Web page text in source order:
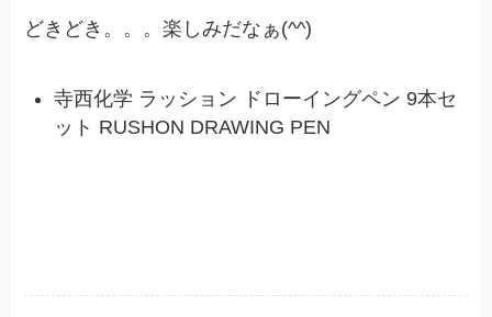
どきどき。。。楽しみだなぁ(^^)
寺西化学 ラッション ドローイングペン 9本セ
ット RUSHON DRAWING PEN